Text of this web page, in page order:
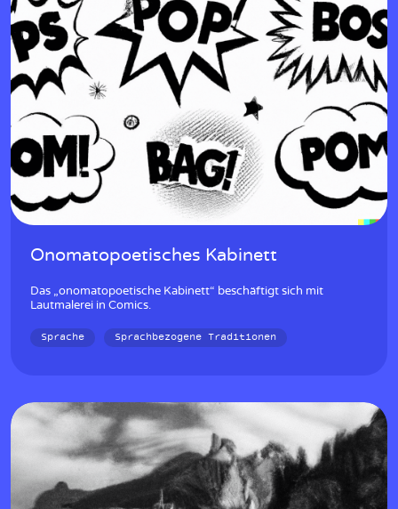
Onomatopoetisches Kabinett
Das „onomatopoetische Kabinett“ beschäftigt sich mit
Lautmalerei in Comics.
Sprache Sprachbezogene Traditionen